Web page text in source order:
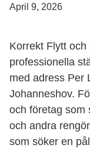
April 9, 2026
Korrekt Flytt
professionella
med adress Per
Johanneshov.
och företag som
och andra
som söker en